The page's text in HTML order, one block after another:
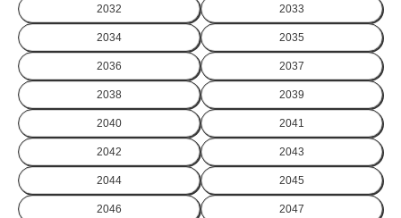
2032 2033
2034 2035
2036 2037
2038 2039
2040 2041
2042 2043
2044 2045
2046 2047